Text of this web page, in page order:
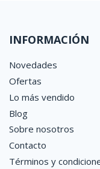
INFORMACIÓN
Novedades
Ofertas
Lo más vendido
Blog
Sobre nosotros
Contacto
Términos y